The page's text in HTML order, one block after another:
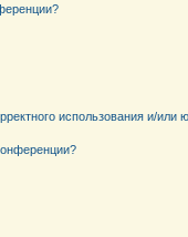
использования и/или